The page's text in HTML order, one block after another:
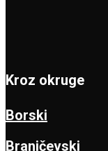
Kroz okruge
Borski
Braničevski